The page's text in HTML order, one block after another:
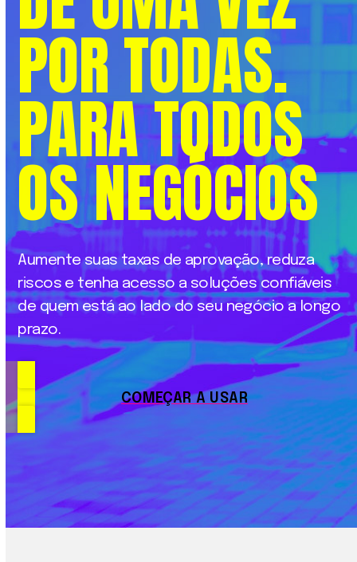
PORTODAS.
PARATODOS
OSNEGÓCIOS
Aumente suas taxas de aprovação, reduza
riscos e tenha acesso a soluções confiáveis
de quem está ao lado do seu negócio a longo
prazo.
COMEÇAR A USAR